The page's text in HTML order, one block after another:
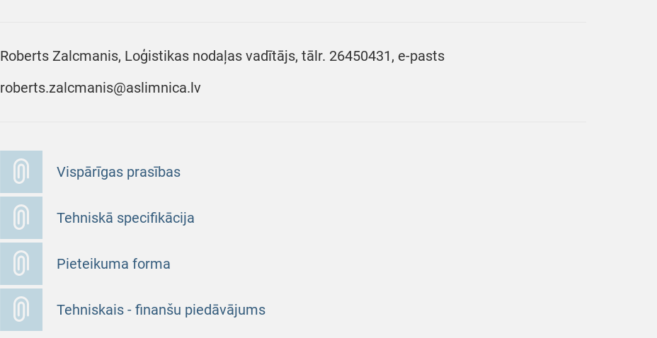
Roberts Zalcmanis, Loģistikas nodaļas vadītājs, tālr. 26450431, e-pasts
roberts.zalcmanis@aslimnica.lv
Vispārīgas prasības
Tehniskā specifikācija
Pieteikuma forma
Tehniskais - finanšu piedāvājums